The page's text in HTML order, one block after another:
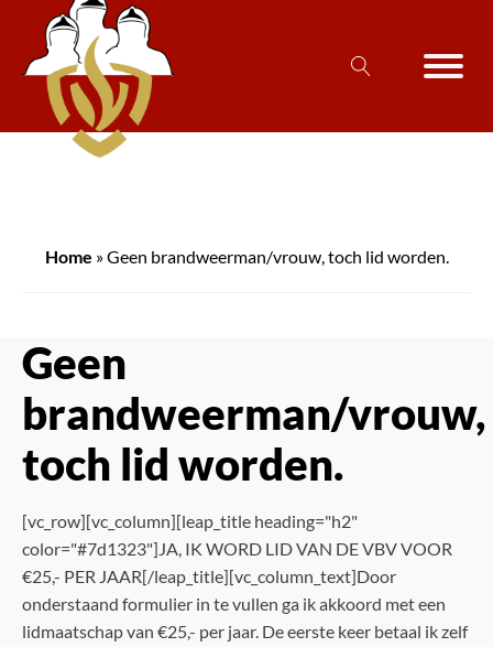
Home »Geen brandweerman/vrouw, toch lid worden.
Geen
brandweerman/vrouw,
toch lid worden.
[vc_row][vc_column][leap_title heading="h2"
color="#7d1323"]JA, IK WORD LID VAN DE VBV VOOR
€25,- PER JAAR[/leap_title][vc_column_text]Door
onderstaand formulier in te vullen ga ik akkoord met een
lidmaatschap van €25,- per jaar. De eerste keer betaal ik zelf